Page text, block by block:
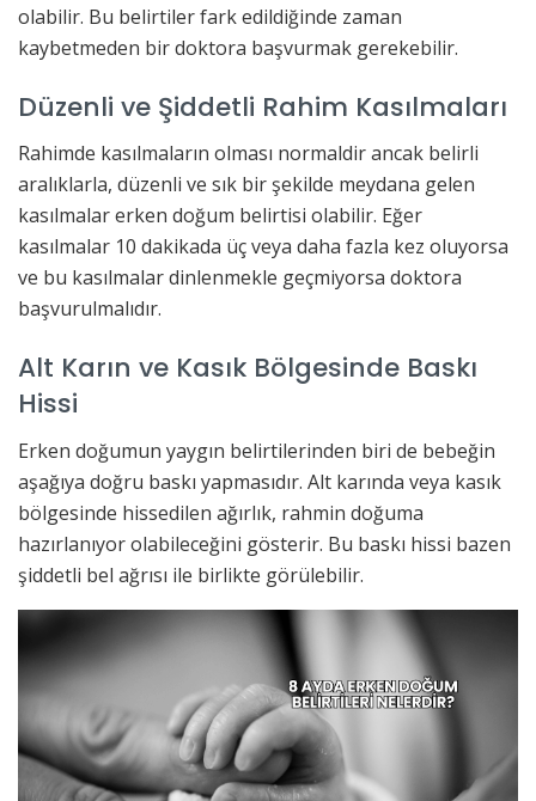
olabilir. Bu belirtiler fark edildiğinde zaman
kaybetmeden bir doktora başvurmak gerekebilir.
Düzenli ve Şiddetli Rahim Kasılmaları
Rahimde kasılmaların olması normaldir ancak belirli
aralıklarla, düzenli ve sık bir şekilde meydana gelen
kasılmalar erken doğum belirtisi olabilir. Eğer
kasılmalar 10 dakikada üç veya daha fazla kez oluyorsa
ve bu kasılmalar dinlenmekle geçmiyorsa doktora
başvurulmalıdır.
Alt Karın ve Kasık Bölgesinde Baskı
Hissi
Erken doğumun yaygın belirtilerinden biri de bebeğin
aşağıya doğru baskı yapmasıdır. Alt karında veya kasık
bölgesinde hissedilen ağırlık, rahmin doğuma
hazırlanıyor olabileceğini gösterir. Bu baskı hissi bazen
şiddetli bel ağrısı ile birlikte görülebilir.